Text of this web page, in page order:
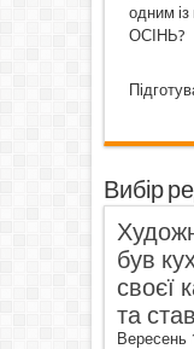
одним із
ОСІНЬ?
Вибір
був
своєї
та
Вересень